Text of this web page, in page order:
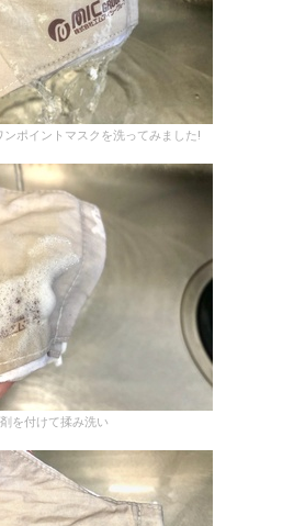
ンポイントマスクを洗ってみました!
を付けて揉み洗い